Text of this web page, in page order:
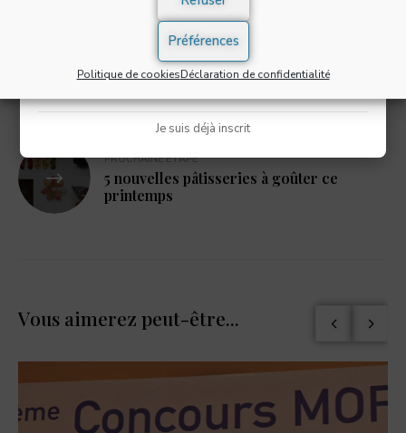
Préférences
Politique de cookiesDéclaration de confidentialité
POSTE PRÉCÉDENT
Popcorn store : My Crazy Pop
PROCHAINE ÉTAPE
5 nouvelles pâtisseries à goûter ce
printemps
Vous aimerez peut-être...
S'INSCRIRE
Je suis déjà inscrit